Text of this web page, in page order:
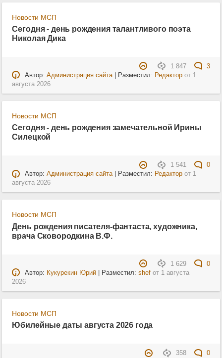
Новости МСП
Сегодня - день рождения талантливого поэта
Николая Дика
1 847
3
Автор: Администрация сайта| Разместил: Редакторот 1
августа 2026
Новости МСП
Сегодня - день рождения замечательной Ирины
Силецкой
1 541
0
Автор: Администрация сайта| Разместил: Редакторот 1
августа 2026
Новости МСП
День рождения писателя-фантаста, художника,
врача Сковородкина В.Ф.
1 629
0
Автор: Кукурекин Юрий| Разместил: shefот 1 августа
2026
Новости МСП
Юбилейные даты августа 2026 года
358 0